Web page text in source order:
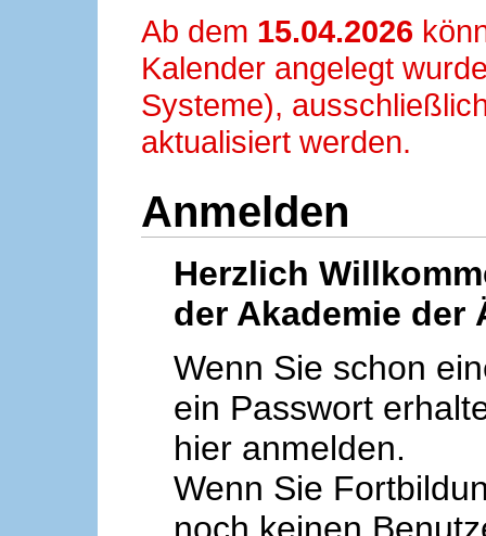
Ab dem 15.04.2026
Kalender angelegt
Systeme),
aktualisiert werden.
Anmelden
Herzlich
der Akademie der
Wenn Sie schon
ein Passwort
hier anmelden.
Wenn Sie